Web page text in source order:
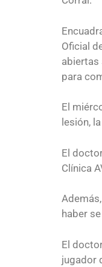
Oficial
abiertas
para
El
lesión,
El
Clínica
haber
El
jugador